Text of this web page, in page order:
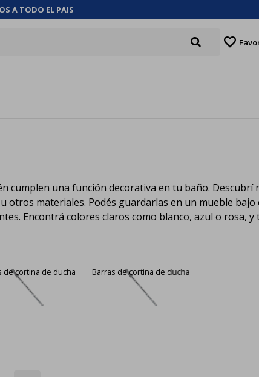
A TODO EL PAIS
favorite
cumplen una función decorativa en tu baño. Descubrí
materiales. Podés guardarlas en un mueble bajo
Encontrá colores claros como blanco, azul o rosa,
de cortina de ducha Barras de cortina de ducha